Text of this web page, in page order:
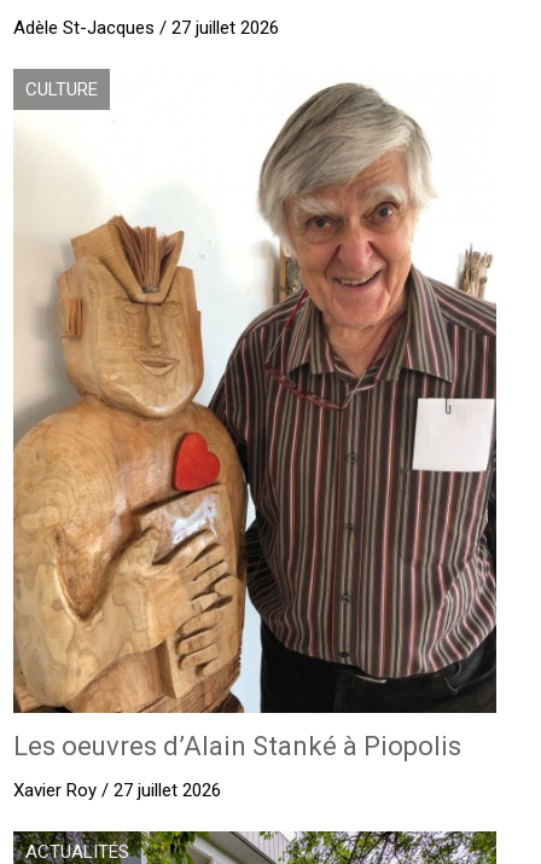
Adèle St-Jacques / 27 juillet 2026
CULTURE
Les oeuvres d’Alain Stanké à Piopolis
Xavier Roy / 27 juillet 2026
ACTUALITÉS